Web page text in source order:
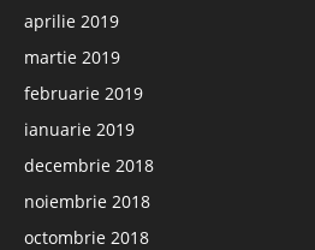
aprilie 2019
martie 2019
februarie 2019
ianuarie 2019
decembrie 2018
noiembrie 2018
octombrie 2018